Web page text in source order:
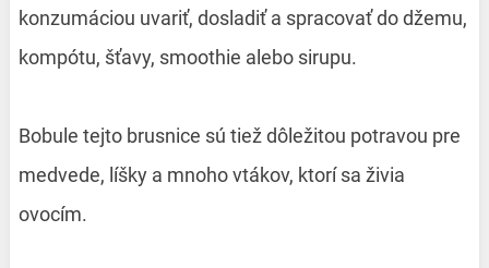
konzumáciou uvariť, dosladiť a spracovať do džemu,
kompótu, šťavy, smoothie alebo sirupu.
Bobule tejto brusnice sú tiež dôležitou potravou pre
medvede, líšky a mnoho vtákov, ktorí sa živia
ovocím.